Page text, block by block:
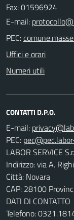
Fax: 01596924
E-mail:
PEC:
Uffici e orari
Numeri utili
CONTATTI D.P.O.
E-mail:
PEC:
LABOR SERVICE
Indirizzo: via A.
Città: Novara
CAP: 28100
DATI DI CONTATTO
Telefono: